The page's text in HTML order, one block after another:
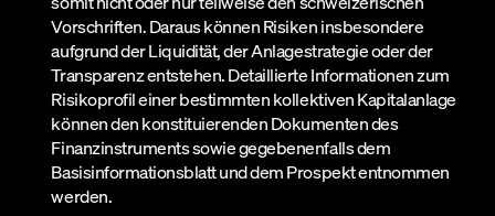
Vorschriften. Daraus können Risiken insbesondere
aufgrund der Liquidität, der Anlagestrategie oder der
Transparenz entstehen. Detaillierte Informationen zum
Risikoprofil einer bestimmten kollektiven Kapitalanlage
können den konstituierenden Dokumenten des
Finanzinstruments sowie gegebenenfalls dem
Basisinformationsblatt und dem Prospekt entnommen
werden.